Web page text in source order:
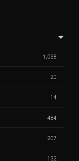
1,038
20
14
484
207
132